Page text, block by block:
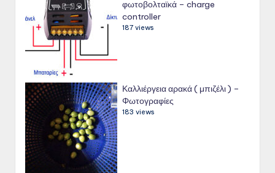
φωτοβολταϊκά – charge
controller
187 views
Καλλιέργεια αρακά ( μπιζέλι ) –
Φωτογραφίες
183 views